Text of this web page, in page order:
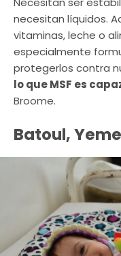
necesitan líquidos.
vitaminas, leche o
especialmente
protegerlos contra
lo que MSF es
Broome.
Batoul,